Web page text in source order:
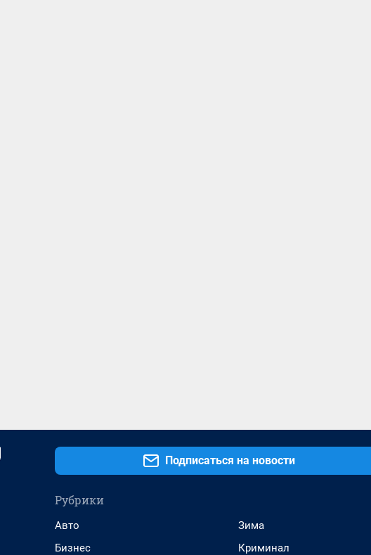
Подписаться на новости
Рубрики
Авто
Бизнес
Зима
Криминал